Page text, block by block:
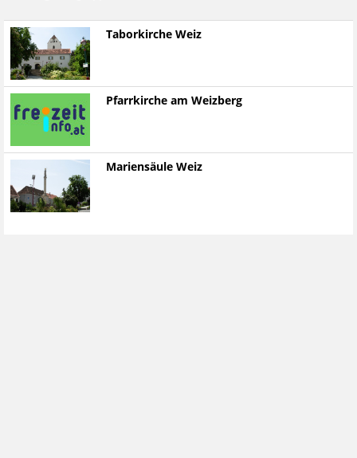
Taborkirche Weiz
Pfarrkirche am Weizberg
Mariensäule Weiz